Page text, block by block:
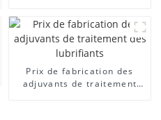
Prix ​​de fabrication des
adjuvants de traitement